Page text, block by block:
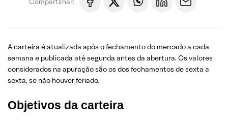
A carteira é atualizada após o fechamento do mercado a cada
semana e publicada até segunda antes da abertura. Os valores
considerados na apuração são os dos fechamentos de sexta a
sexta, se não houver feriado.
Objetivos da carteira